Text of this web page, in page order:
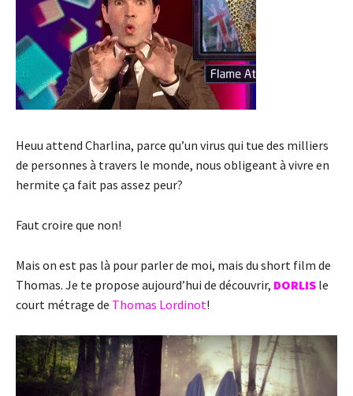
Heuu attend Charlina, parce qu’un virus qui tue des milliers
de personnes à travers le monde, nous obligeant à vivre en
hermite ça fait pas assez peur?
Faut croire que non!
Mais on est pas là pour parler de moi, mais du short film de
Thomas. Je te propose aujourd’hui de découvrir, DORLIS le
court métrage de Thomas Lordinot!